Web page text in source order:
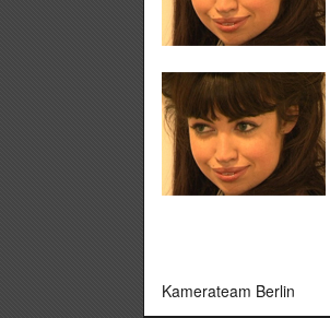
Kamerateam Berlin